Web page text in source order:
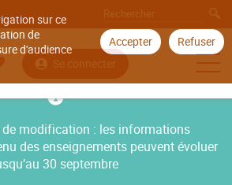
sur ce
de
d'audience
Accepter Refuser
Se connecter
de modification : les informations
des enseignements peuvent évoluer
30 septembre